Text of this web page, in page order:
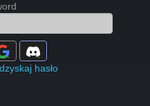
hasło